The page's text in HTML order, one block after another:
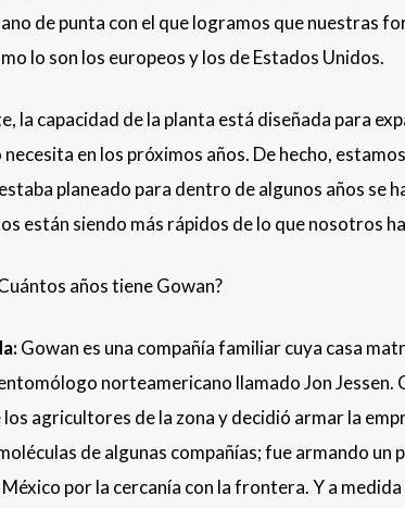
de punta con el que logramos que nuestras
lo son los europeos y los de Estados Unidos.
la capacidad de la planta está diseñada para
necesita en los próximos años. De hecho,
planeado para dentro de algunos años se
están siendo más rápidos de lo que nosotros
años tiene Gowan?
Gowan es una compañía familiar cuya casa
norteamericano llamado Jon Jessen.
los agricultores de la zona y decidió armar la
de algunas compañías; fue armando un
México por la cercanía con la frontera. Y a